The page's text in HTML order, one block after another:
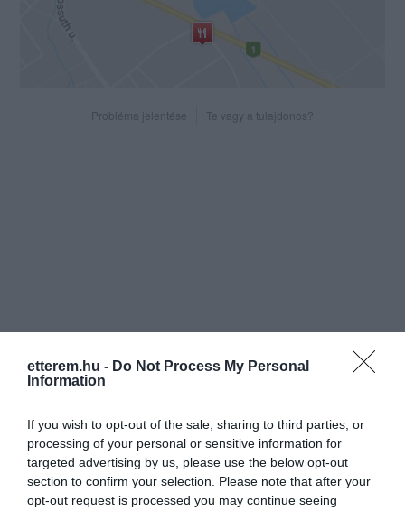
etterem.hu - Do Not Process My Personal
Information
If you wish to opt-out of the sale, sharing to third parties, or
processing of your personal or sensitive information for
targeted advertising by us, please use the below opt-out
section to confirm your selection. Please note that after your
opt-out request is processed you may continue seeing
Probléma jelentése Te vagy a tulajdonos?